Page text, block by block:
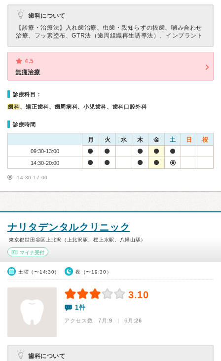
歯科について
【診療・治療法】
入れ歯治療、虫歯・親知らずの抜歯、噛み合わせ
治療、フッ素塗布、GTR法（歯周組織再生誘導法）、インプラント
4.5
無痛治療
診療科目：
歯科、矯正歯科、歯周病科、小児歯科、歯科口腔外科
診療時間
月 火 水 木 金 土 日 祝
09:30-13:00
14:30-20:00
14:30-17:00
ナリタデンタルクリニック
東京都世田谷区上北沢（上北沢駅、桜上水駅、八幡山駅）
マイナ受付
土曜（〜14:30） 夜（〜19:30）
3.10
1件
アクセス数 7月:9 | 6月:26
歯科について